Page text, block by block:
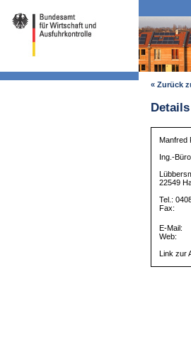
« Zurück
Manfred
Ing.-
22549
Tel.:
Fax:
E-Mail:
Web:
Link zur